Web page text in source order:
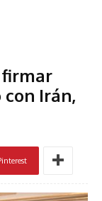
firmar
Irán,